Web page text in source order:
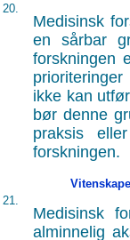
20.
Medisinsk
en sårbar
forskningen
ikke kan
bør denne
praksis
forskningen.
21.
Medisinsk
alminnelig